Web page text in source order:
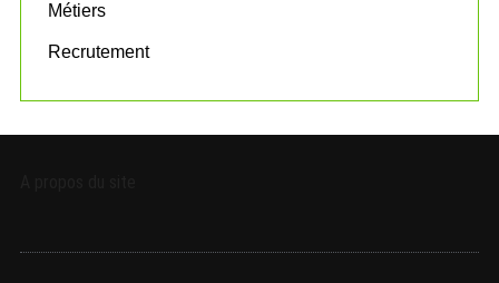
Métiers
Recrutement